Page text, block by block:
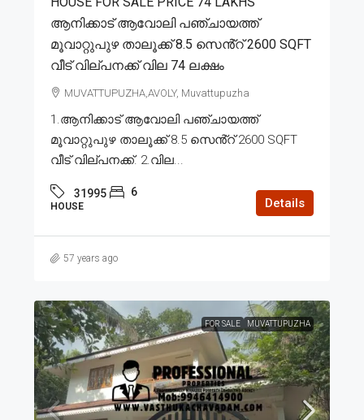
ആനിക്കാട് ആവോലി പഞ്ചായത്ത്
മൂവാറ്റുപുഴ താലൂക്ക് 8.5 സെൻ്റ് 2600 SQFT
വീട് വില്പനക്ക് വില 74 ലക്ഷം
MUVATTUPUZHA,AVOLY, Muvattupuzha
1.ആനിക്കാട് ആവോലി പഞ്ചായത്ത്
മൂവാറ്റുപുഴ താലൂക്ക് 8.5 സെൻ്റ് 2600 SQFT
വീട് വില്പനക്ക്. 2.വില...
31995 6
HOUSE Details
57 years ago
FOR SALE MUVATTUPUZHA